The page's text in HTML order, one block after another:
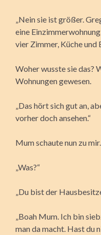
„Nein sie ist größer.
eine
vier Zimmer, Küche und
Woher wusste sie das?
Wohnungen gewesen.
„Das hört sich gut an,
vorher doch ansehen.“
Mum schaute nun zu mir.
„Was?“
„Du bist der
„Boah Mum. Ich bin
man da macht. Hast du